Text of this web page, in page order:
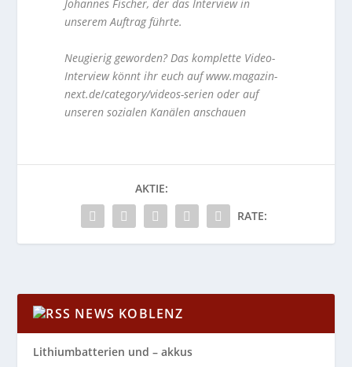
Johannes Fischer, der das Interview in
unserem Auftrag führte.
Neugierig geworden? Das komplette Video-
Interview könnt ihr euch auf www.magazin-
next.de/category/videos-serien oder auf
unseren sozialen Kanälen anschauen
AKTIE:
RATE:
NEWS KOBLENZ
Lithiumbatterien und – akkus